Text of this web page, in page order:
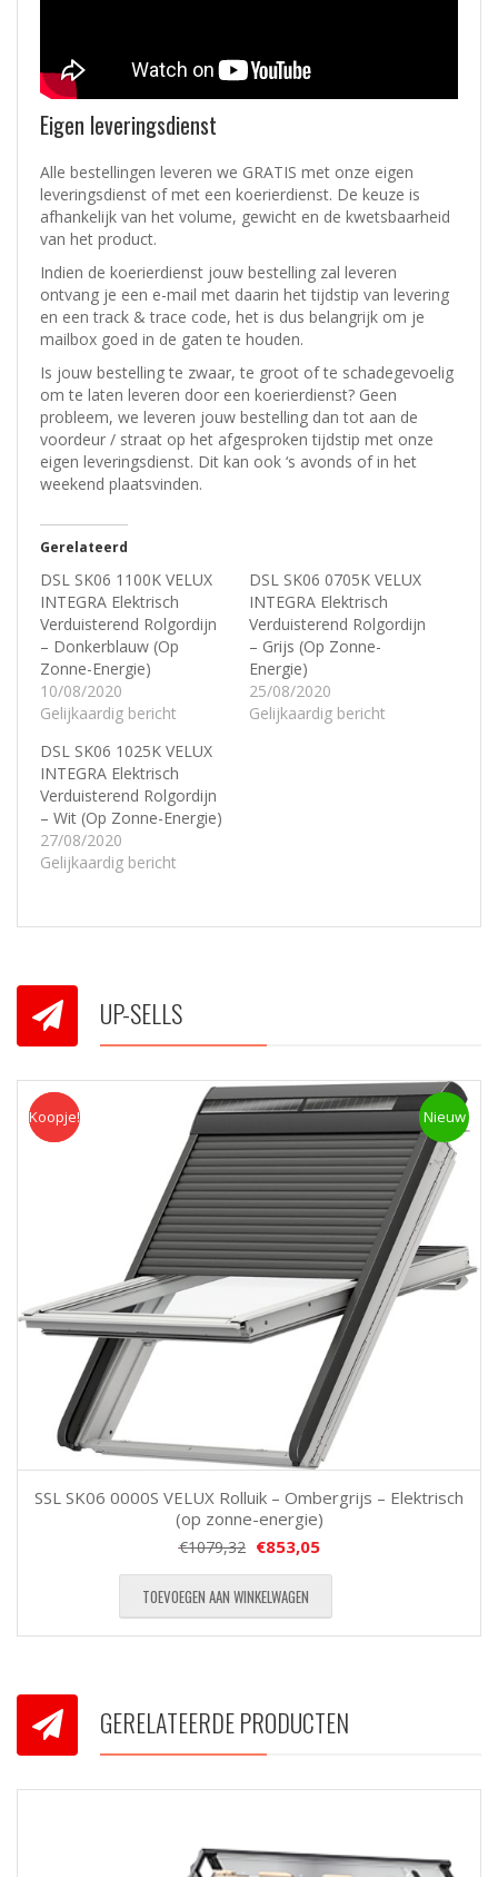
Eigen leveringsdienst
Alle bestellingen leveren we GRATIS met onze eigen
leveringsdienst of met een koerierdienst. De keuze is
afhankelijk van het volume, gewicht en de kwetsbaarheid
van het product.
Indien de koerierdienst jouw bestelling zal leveren
ontvang je een e-mail met daarin het tijdstip van levering
en een track & trace code, het is dus belangrijk om je
mailbox goed in de gaten te houden.
Is jouw bestelling te zwaar, te groot of te schadegevoelig
om te laten leveren door een koerierdienst? Geen
probleem, we leveren jouw bestelling dan tot aan de
voordeur / straat op het afgesproken tijdstip met onze
eigen leveringsdienst. Dit kan ook ‘s avonds of in het
weekend plaatsvinden.
Gerelateerd
DSL SK06 1100K VELUX
INTEGRA Elektrisch
Verduisterend Rolgordijn
– Donkerblauw (Op
Zonne-Energie)
10/08/2020
Gelijkaardig bericht
DSL SK06 0705K VELUX
INTEGRA Elektrisch
Verduisterend Rolgordijn
– Grijs (Op Zonne-
Energie)
25/08/2020
Gelijkaardig bericht
DSL SK06 1025K VELUX
INTEGRA Elektrisch
Verduisterend Rolgordijn
– Wit (Op Zonne-Energie)
27/08/2020
Gelijkaardig bericht
UP-SELLS
Koopje Nieuw
Koopje!
SSL SK06 0000S VELUX Rolluik – Ombergrijs – Elektrisch
(op zonne-energie)
€1079,32 €853,05
TOEVOEGEN AAN WINKELWAGEN
GERELATEERDE PRODUCTEN